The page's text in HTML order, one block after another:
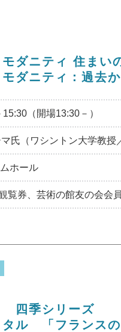
モダニティ 住ま
ダニティ：過去
（開場13:30－）
氏（ワシントン大学教授
ホール
券、芸術の館友の会会
四季シリーズ
ル 「フランスの